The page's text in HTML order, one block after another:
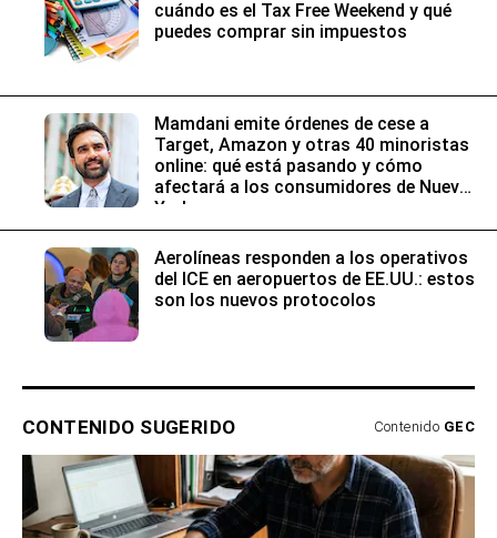
cuándo es el Tax Free Weekend y qué
puedes comprar sin impuestos
Mamdani emite órdenes de cese a
Target, Amazon y otras 40 minoristas
online: qué está pasando y cómo
afectará a los consumidores de Nueva
York
Aerolíneas responden a los operativos
del ICE en aeropuertos de EE.UU.: estos
son los nuevos protocolos
CONTENIDO SUGERIDO Contenido GEC